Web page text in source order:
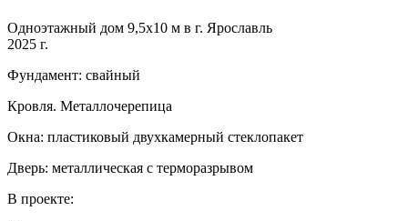
Одноэтажный дом 9,5х10 м в г. Ярославль
2025 г.
Фундамент: свайный
Кровля. Металлочерепица
Окна: пластиковый двухкамерный стеклопакет
Дверь: металлическая с терморазрывом
В проекте: